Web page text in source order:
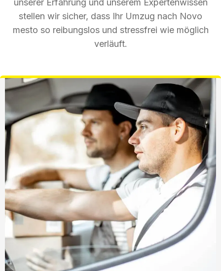
unserer Erfahrung und unserem Expertenwissen
stellen wir sicher, dass Ihr Umzug nach Novo
mesto so reibungslos und stressfrei wie möglich
verläuft.